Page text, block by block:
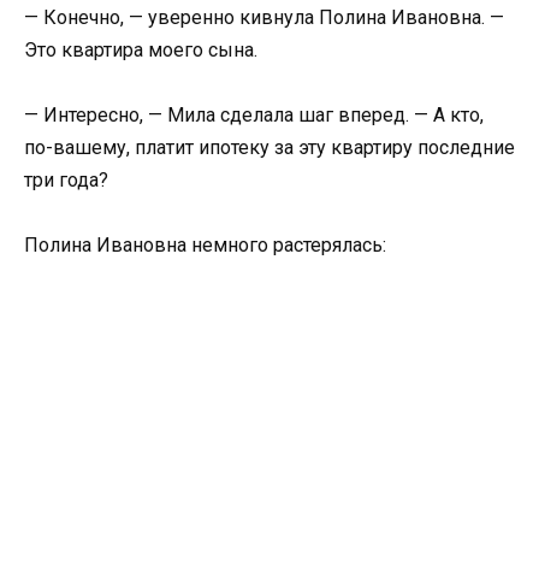
— Конечно, — уверенно кивнула Полина Ивановна. —
Это квартира моего сына.
— Интересно, — Мила сделала шаг вперед. — А кто,
по-вашему, платит ипотеку за эту квартиру последние
три года?
Полина Ивановна немного растерялась: